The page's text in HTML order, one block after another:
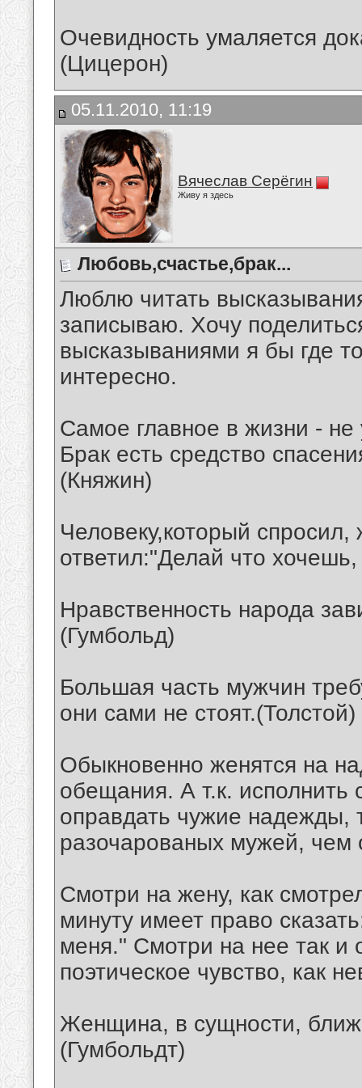
Очевидность умаляется
(Цицерон)
05.11.2010, 11:19
Вячеслав Серёгин
Живу я здесь
Любовь,счастье,брак...
Люблю читать
записываю. Хочу
высказываниями я бы где
интересно.
Самое главное в жизни -
Брак есть средство
(Княжин)
Человеку,который
ответил:"Делай что
Нравственность народа
(Гумбольд)
Большая часть мужчин
они сами не стоят.(Толстой)
Обыкновенно женятся на
обещания. А т.к.
оправдать чужие надежды,
разочарованых мужей, чем
Смотри на жену, как
минуту имеет право
меня." Смотри на нее так и
поэтическое чувство, как
Женщина, в сущности,
(Гумбольдт)